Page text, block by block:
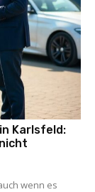
Karlsfeld:
wenn es